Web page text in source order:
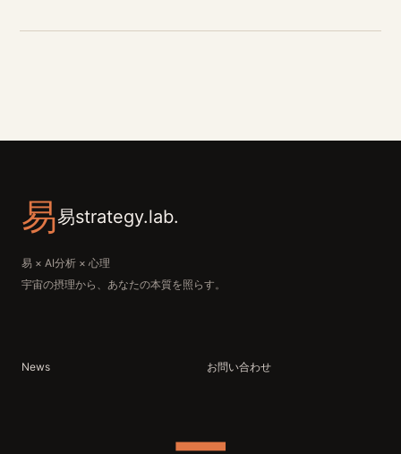
易易strategy.lab.
易 × AI分析 × 心理
宇宙の摂理から、あなたの本質を照らす。
News お問い合わせ